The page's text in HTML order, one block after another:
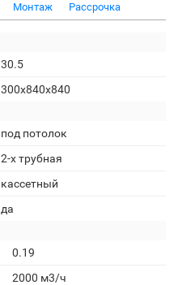
Монтаж Рассрочка
30.5
300x840x840
под потолок
2-х трубная
кассетный
да
0.19
2000 м3/ч